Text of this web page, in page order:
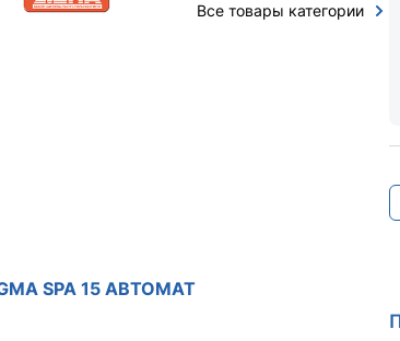
Все товары категории
SPA 15 АВТОМАТ